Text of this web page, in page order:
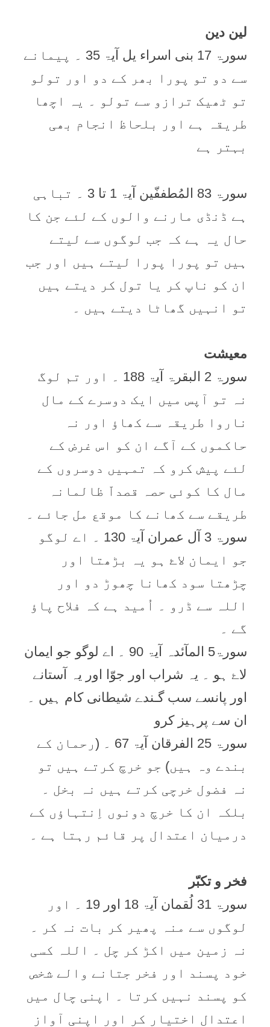
لین دین
سورۃ 17 بنی اسراء یل آیۃ 35 ۔ پیمانے
سے دو تو پورا بھر کے دو اور تولو
تو ٹھیک ترازو سے تولو ۔ یہ اچھا
طریقہ ہے اور بلحاظ انجام بھی
بہتر ہے
سورۃ 83 المُطففّین آیۃ 1 تا 3 ۔ تباہی
ہے ڈنڈی مارنے والوں کے لئے جن کا
حال یہ ہے کہ جب لوگوں سے لیتے
ہیں تو پورا پورا لیتے ہیں اور جب
ان کو ناپ کر یا تول کر دیتے ہیں
تو انہیں گھاٹا دیتے ہیں ۔
معیشت
سورۃ 2 البقرۃ آیۃ 188 ۔ اور تم لوگ
نہ تو آپس میں ایک دوسرے کے مال
ناروا طریقہ سے کھاؤ اور نہ
حاکموں کے آگے ان کو اس غرض کے
لئے پیش کرو کہ تمہیں دوسروں کے
مال کا کوئی حصہ قصداّ ظالمانہ
طریقے سے کھانے کا موقع مل جائے ۔
سورۃ 3 آل عمران آیۃ 130 ۔ اے لوگو
جو ایمان لاۓ ہو یہ بڑھتا اور
چڑھتا سود کھانا چھوڑ دو اور
اللہ سے ڈرو ۔ اُمید ہے کہ فلاح پاؤ
گے ۔
سورۃ5 المآئدہ آیۃ 90 ۔ اے لوگو جو ایمان
لاۓ ہو ۔ یہ شراب اور جوّا اور یہ آستانے
اور پانسے سب گـندے شیطانی کام ہیں ۔
ان سے پرہیز کرو
سورۃ 25 الفرقان آیۃ 67 ۔ (رحمان کے
بندے وہ ہیں) جو خرچ کرتے ہیں تو
نہ فضول خرچی کرتے ہیں نہ بخل ۔
بلکہ ان کا خرچ دونوں اِنتہاؤں کے
درمیان اعتدال پر قائم رہتا ہے ۔
فخر و تکبّر
سورۃ 31 لُقمان آیۃ 18 اور 19 ۔ اور
لوگوں سے منہ پھیر کر بات نہ کر ۔
نہ زمین میں اکڑ کر چل ۔ اللہ کسی
خود پسند اور فخر جتانے والے شخص
کو پسند نہیں کرتا ۔ اپنی چال میں
اعتدال اختیار کر اور اپنی آواز